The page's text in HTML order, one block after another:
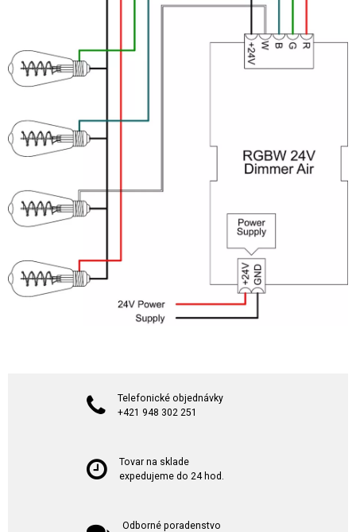
Telefonické objednávky
+421 948 302 251
Tovar na sklade
expedujeme do 24 hod.
Odborné poradenstvo